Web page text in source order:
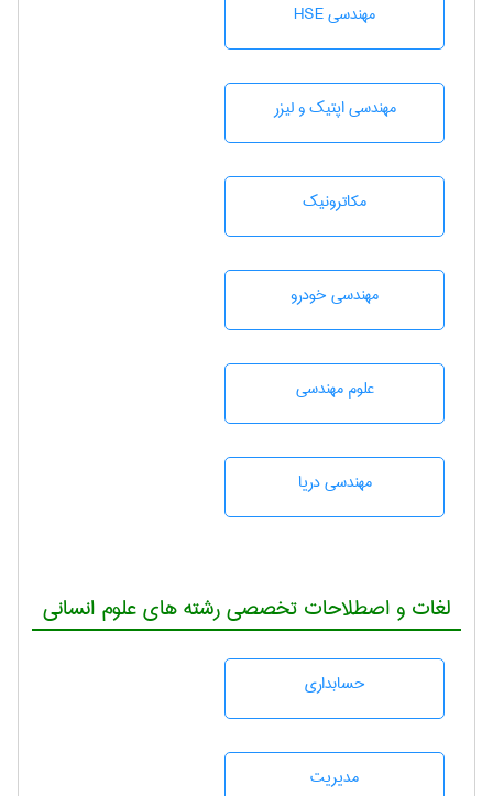
مهندسی HSE
مهندسی اپتیک و لیزر
مکاترونیک
مهندسی خودرو
علوم مهندسی
مهندسی دریا
لغات و اصطلاحات تخصصی رشته های علوم انسانی
حسابداری
مديريت